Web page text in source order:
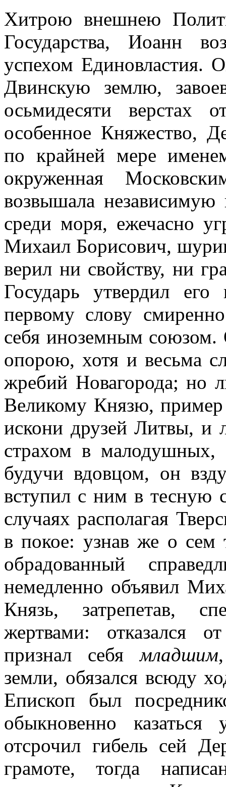
Хитрою внешнею
Государства, Иоанн
успехом Единовластия.
Двинскую землю,
осьмидесяти верстах
особенное Княжество,
по крайней мере
окруженная
возвышала
среди моря, ежечасно
Михаил Борисович,
верил ни свойству, ни
Государь утвердил его
первому слову
себя иноземным союзом.
опорою, хотя и весьма
жребий Новагорода; но
Великому Князю,
искони друзей Литвы, и
страхом в
будучи вдовцом, он
вступил с ним в тесную
случаях располагая
в покое: узнав же о сем
обрадованный
немедленно объявил
Князь, затрепетав,
жертвами: отказался
признал себямладшим
земли, обязался всюду
Епископ был
обыкновенно казаться
отсрочил гибель сей
грамоте, тогда